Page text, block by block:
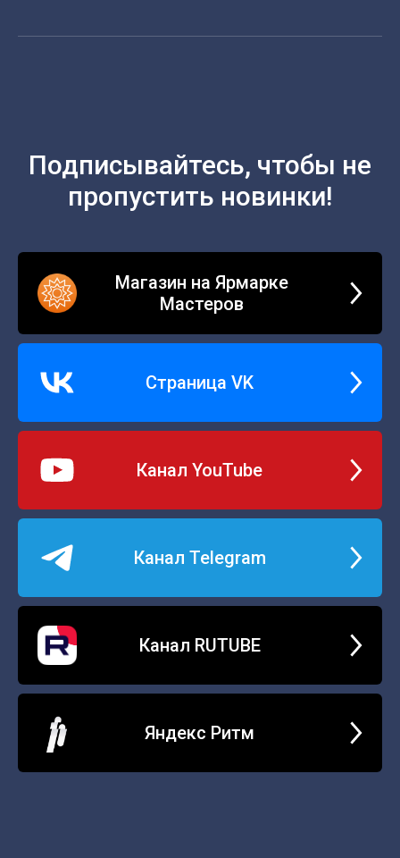
Подписывайтесь, чтобы не
пропустить новинки!
Магазин на Ярмарке
Мастеров
Страница VK
Канал YouTube
Канал Telegram
Канал RUTUBE
Яндекс Ритм